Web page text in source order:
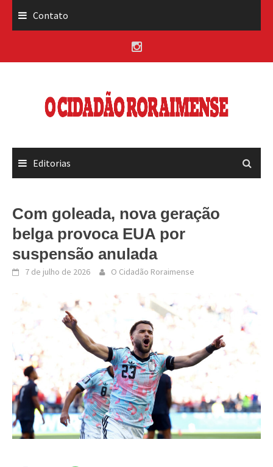
Contato
Editorias
Com goleada, nova geração
belga provoca EUA por
suspensão anulada
7 de julho de 2026 O Cidadão Roraimense